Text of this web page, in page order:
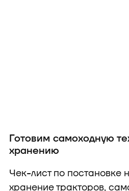
Готовим самоходную
хранению
Чек-лист по постановке
хранение тракторов,